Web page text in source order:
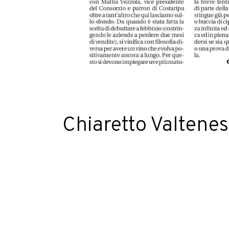
Chiaretto